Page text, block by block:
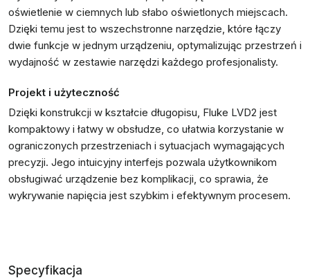
oświetlenie w ciemnych lub słabo oświetlonych miejscach.
Dzięki temu jest to wszechstronne narzędzie, które łączy
dwie funkcje w jednym urządzeniu, optymalizując przestrzeń i
wydajność w zestawie narzędzi każdego profesjonalisty.
Projekt i użyteczność
Dzięki konstrukcji w kształcie długopisu, Fluke LVD2 jest
kompaktowy i łatwy w obsłudze, co ułatwia korzystanie w
ograniczonych przestrzeniach i sytuacjach wymagających
precyzji. Jego intuicyjny interfejs pozwala użytkownikom
obsługiwać urządzenie bez komplikacji, co sprawia, że
wykrywanie napięcia jest szybkim i efektywnym procesem.
Specyfikacja